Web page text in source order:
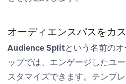
オーディエンスパスをカ
Audience Splitという名前の
ップでは、エンゲージしたユ
スタマイズできます。テンプ